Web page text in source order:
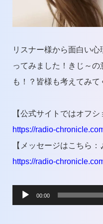
リスナー様から面白い
ってみました！きじ～
も！？皆様も考えてみて
【公式サイトではオフシ
https://radio-
【メッセージはこちら：
https://radio-
00:00